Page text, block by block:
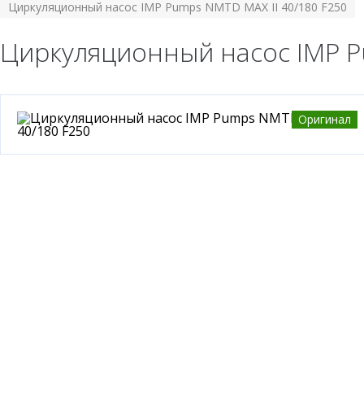
Циркуляционный насос IMP Pumps NMTD MAX II 40/180 F250
Циркуляционный насос IMP
Оригинал